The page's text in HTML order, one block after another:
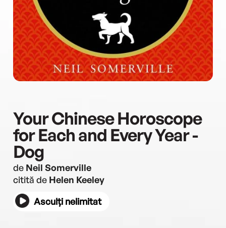
Your Chinese Horoscope
for Each and Every Year -
Dog
de Neil Somerville
citită de Helen Keeley
Asculți nelimitat